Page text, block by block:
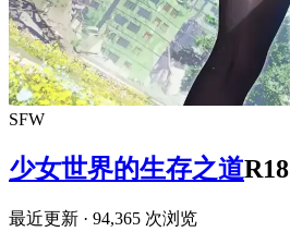
SFW
少女世界的生存之道R18
最近更新 · 94,365 次浏览